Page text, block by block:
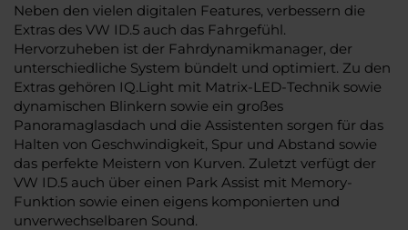
Neben den vielen digitalen Features, verbessern die
Extras des VW ID.5 auch das Fahrgefühl.
Hervorzuheben ist der Fahrdynamikmanager, der
unterschiedliche System bündelt und optimiert. Zu den
Extras gehören IQ.Light mit Matrix-LED-Technik sowie
dynamischen Blinkern sowie ein großes
Panoramaglasdach und die Assistenten sorgen für das
Halten von Geschwindigkeit, Spur und Abstand sowie
das perfekte Meistern von Kurven. Zuletzt verfügt der
VW ID.5 auch über einen Park Assist mit Memory-
Funktion sowie einen eigens komponierten und
unverwechselbaren Sound.